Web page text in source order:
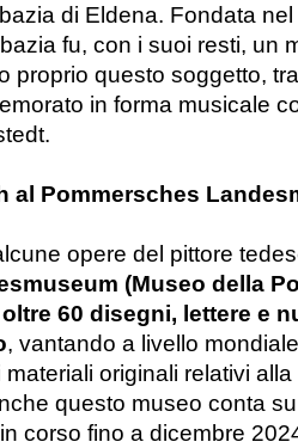
di Eldena. Fondata
fu, con i suoi resti, un
proprio questo soggetto,
in forma musicale
al Pommersches
opere del pittore
(Museo della
60 disegni, lettere e
, vantando a livello
originali relativi
questo museo conta
corso fino a dicembre